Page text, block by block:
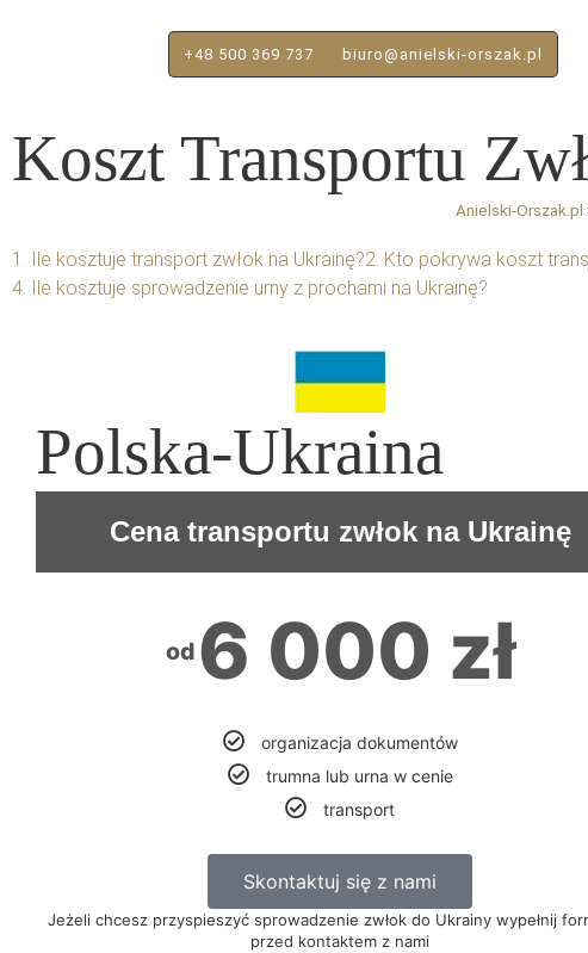
+48 500 369 737 biuro@anielski-orszak.pl
Koszt Transportu
Anielski-Orszak.pl
1. Ile kosztuje transport zwłok na Ukrainę?2. Kto pokrywa koszt
4. Ile kosztuje sprowadzenie urny z prochami na Ukrainę?
Polska-Ukraina
Cena transportu zwłok na Ukrainę
od 6 000 zł
organizacja dokumentów
trumna lub urna w cenie
transport
Skontaktuj się z nami
Jeżeli chcesz przyspieszyć sprowadzenie zwłok do Ukrainy wypełnij
przed kontaktem z nami